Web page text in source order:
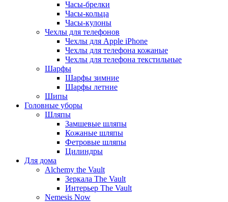
Часы-брелки
Часы-кольца
Часы-кулоны
Чехлы для телефонов
Чехлы для Apple iPhone
Чехлы для телефона кожаные
Чехлы для телефона текстильные
Шарфы
Шарфы зимние
Шарфы летние
Шипы
Головные уборы
Шляпы
Замшевые шляпы
Кожаные шляпы
Фетровые шляпы
Цилиндры
Для дома
Alchemy the Vault
Зеркала The Vault
Интерьер The Vault
Nemesis Now